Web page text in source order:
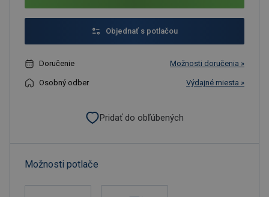
Objednať s potlačou
Doručenie Možnosti doručenia »
Osobný odber Výdajné miesta »
Pridať do obľúbených
Možnosti potlače